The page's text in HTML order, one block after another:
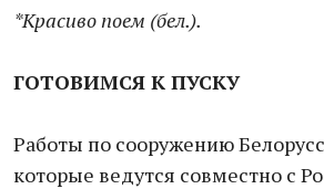
*Красиво поем (бел.).
ГОТОВИМСЯ К ПУСКУ
Работы по сооружению
которые ведутся совместно с